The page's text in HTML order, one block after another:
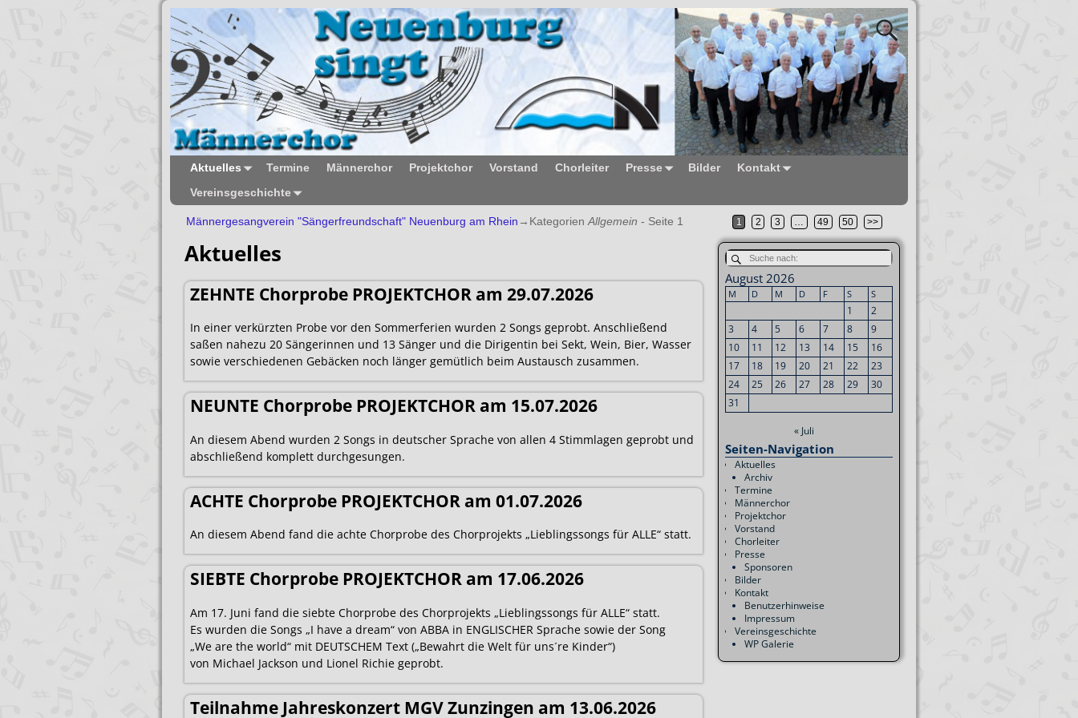
Aktuelles Termine Männerchor Projektchor Vorstand Chorleiter Presse Bilder
Kontakt
Vereinsgeschichte
Männergesangverein "Sängerfreundschaft" Neuenburg am Rhein →Kategorien Allgemein - Seite 1 1 2 3 49 50 >>
Aktuelles
ZEHNTE Chorprobe PROJEKTCHOR am 29.07.2026
In einer verkürzten Probe vor den Sommerferien wurden 2 Songs geprobt. Anschließend
saßen nahezu 20 Sängerinnen und 13 Sänger und die Dirigentin bei Sekt, Wein, Bier, Wasser
sowie verschiedenen Gebäcken noch länger gemütlich beim Austausch zusammen.
NEUNTE Chorprobe PROJEKTCHOR am 15.07.2026
An diesem Abend wurden 2 Songs in deutscher Sprache von allen 4 Stimmlagen geprobt und
abschließend komplett durchgesungen.
ACHTE Chorprobe PROJEKTCHOR am 01.07.2026
An diesem Abend fand die achte Chorprobe des Chorprojekts „Lieblingssongs für ALLE“ statt.
SIEBTE Chorprobe PROJEKTCHOR am 17.06.2026
Am 17. Juni fand die siebte Chorprobe des Chorprojekts „Lieblingssongs für ALLE“ statt.
Es wurden die Songs „I have a dream“ von ABBA in ENGLISCHER Sprache sowie der Song
„We are the world“ mit DEUTSCHEM Text („Bewahrt die Welt für uns´re Kinder“)
von Michael Jackson und Lionel Richie geprobt.
Teilnahme Jahreskonzert MGV Zunzingen am 13.06.2026
August 2026
M D M D F S S
1
2
3
4 5 6 7 8
9
10
11 12 13 14 15
16
17
18 19 20 21 22
23
24
25 26 27 28 29
30
31
« Juli
Seiten-Navigation
Aktuelles
Archiv
Termine
Männerchor
Projektchor
Vorstand
Chorleiter
Presse
Sponsoren
Bilder
Kontakt
Benutzerhinweise
Impressum
Vereinsgeschichte
WP Galerie